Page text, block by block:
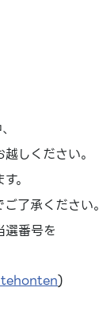
しください。
。
了承ください。
番号を
)